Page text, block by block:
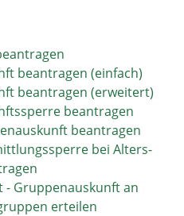
beantragen (einfach)
beantragen (erweitert)
beantragen
beantragen
bei Alters-
Gruppenauskunft an
erteilen